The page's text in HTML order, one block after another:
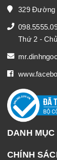
329 Đường
Thứ 2 -
DANH MỤC
CHÍNH